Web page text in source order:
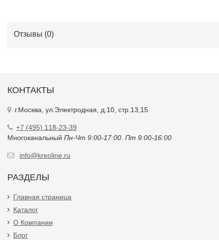
Отзывы (0)
КОНТАКТЫ
г.Москва, ул.Электродная, д.10, стр.13,15
+7 (495) 118-23-39
Многоканальный Пн-Чт 9:00-17:00. Пт 9:00-16:00
info@kreoline.ru
РАЗДЕЛЫ
Главная страница
Каталог
О Компании
Блог